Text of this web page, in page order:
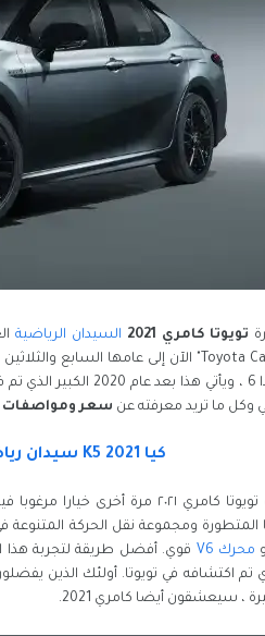
تويوتا كامري 2021 السيدان الرياضية
وكل ما تريد معرفته عن سعر ومواصفات تويوتا
كيا K5 2021 سيدان رياضية دفع رباعي ( سعر ومواصفات وصور)
المتطورة ومجموعة نقل الحركة
محرك V6 قوي. أفضل طريقة لتجربة
تم اكتشافه في تويوتا. أولئك الذين
، سيعشقون أيضا كامري 2021.